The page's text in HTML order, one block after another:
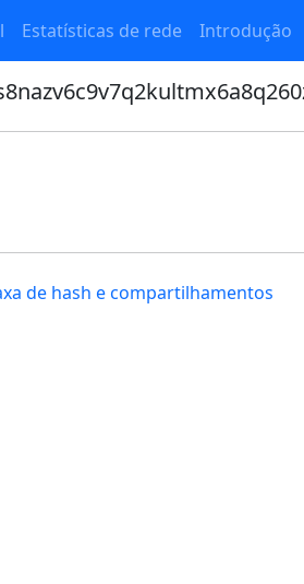
Estatísticas de rede Introdução
de hash e compartilhamentos